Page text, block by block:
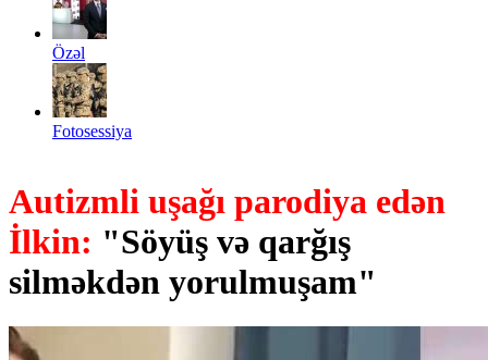
Özəl
Fotosessiya
Autizmli uşağı parodiya edən
İlkin: "Söyüş və qarğış
silməkdən yorulmuşam"